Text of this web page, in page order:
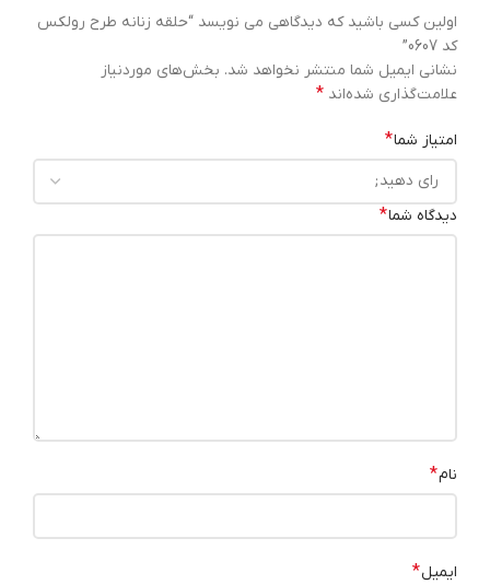
اولین کسی باشید که دیدگاهی می نویسد “حلقه زنانه طرح رولکس
کد 0607”
نشانی ایمیل شما منتشر نخواهد شد. بخش‌های موردنیاز
علامت‌گذاری شده‌اند *
امتیاز شما*
دیدگاه شما*
نام*
ایمیل*